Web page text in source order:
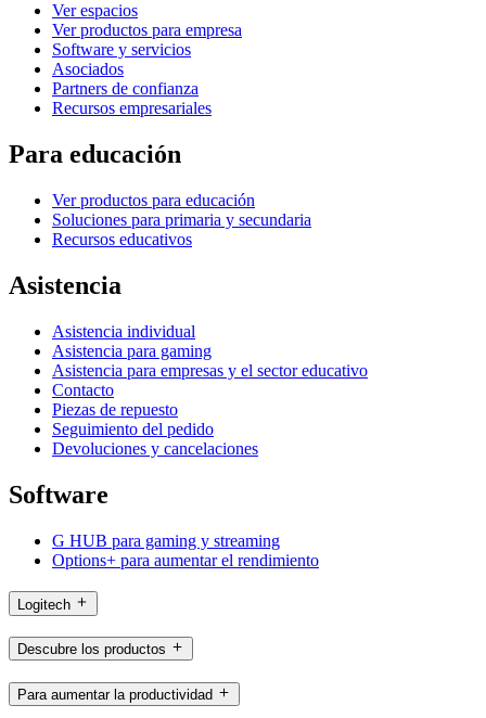
Ver espacios
Ver productos para empresa
Software y servicios
Asociados
Partners de confianza
Recursos empresariales
Para educación
Ver productos para educación
Soluciones para primaria y secundaria
Recursos educativos
Asistencia
Asistencia individual
Asistencia para gaming
Asistencia para empresas y el sector educativo
Contacto
Piezas de repuesto
Seguimiento del pedido
Devoluciones y cancelaciones
Software
G HUB para gaming y streaming
Options+ para aumentar el rendimiento
Logitech
Descubre los productos
Para aumentar la productividad